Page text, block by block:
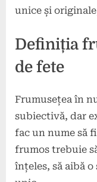
unice și
Definiția
de fete
Frumusețea în
subiectivă, dar
fac un nume să
frumos trebuie
înțeles, să aibă